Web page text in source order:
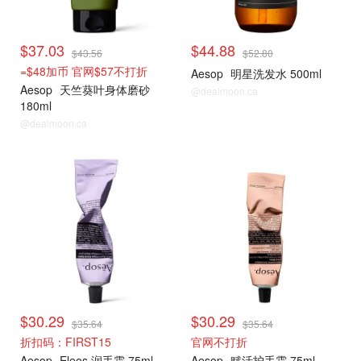
$37.03 $43.56
=$48加币 官网$57不打折
Aesop 天竺葵叶身体磨砂
180ml
@dealmoon.ca
$44.88 $52.80
Aesop 明星洗发水 500ml
@dealmoon.ca
$30.29 $35.64
折扣码：FIRST15
$30.29 $35.64
官网不打折